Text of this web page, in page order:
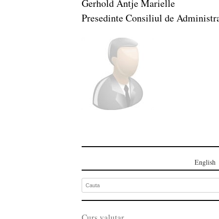
Gerhold Antje Marielle
Presedinte Consiliul de
English